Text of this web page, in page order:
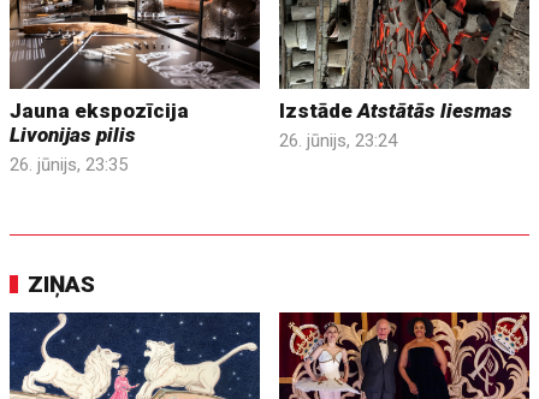
Jauna ekspozīcija
Livonijas pilis
26. jūnijs, 23:35
IzstādeAtstātās liesmas
26. jūnijs, 23:24
ZIŅAS